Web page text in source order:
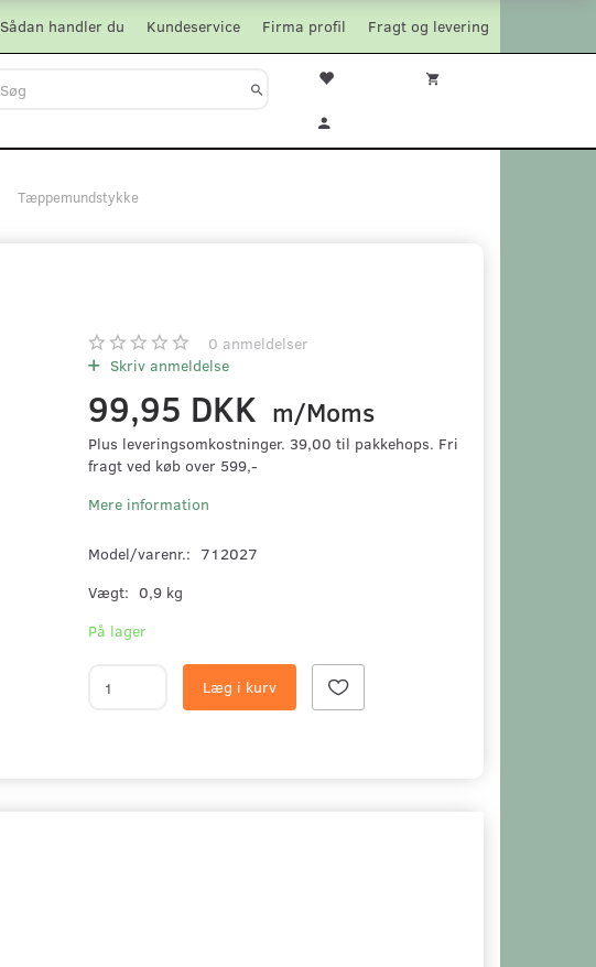
Fragt og levering
Firma profil
Kundeservice
Sådan handler du
Tæppemundstykke
0 anmeldelser
Skriv anmeldelse
99,95 DKK m/Moms
Plus leveringsomkostninger. 39,00 til pakkehops. Fri
fragt ved køb over 599,-
Mere information
Model/varenr.: 712027
Vægt: 0,9 kg
På lager
Læg i kurv